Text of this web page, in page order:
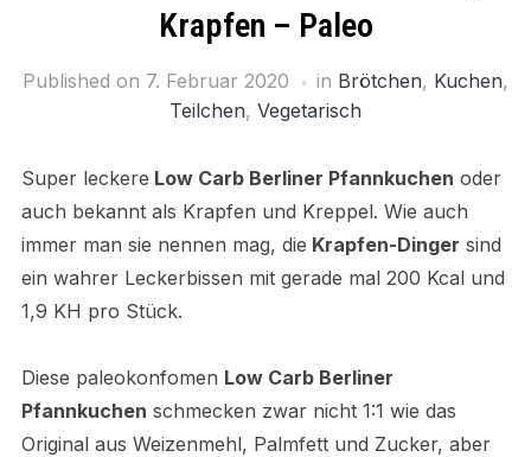
Krapfen – Paleo
Published on 7. Februar 2020 in Brötchen, Kuchen,
Teilchen, Vegetarisch
Super leckere Low Carb Berliner Pfannkuchen oder
auch bekannt als Krapfen und Kreppel. Wie auch
immer man sie nennen mag, die Krapfen-Dinger sind
ein wahrer Leckerbissen mit gerade mal 200 Kcal und
1,9 KH pro Stück.
Diese paleokonfomen Low Carb Berliner
Pfannkuchen schmecken zwar nicht 1:1 wie das
Original aus Weizenmehl, Palmfett und Zucker, aber